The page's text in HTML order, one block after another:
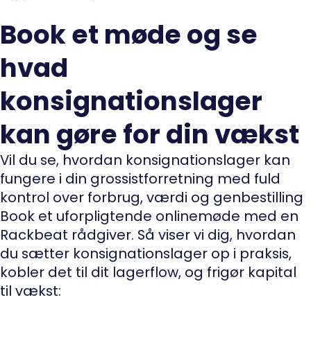
Book et møde og se
hvad
konsignationslager
kan gøre for din vækst
Vil du se, hvordan konsignationslager kan
fungere i din grossistforretning med fuld
kontrol over forbrug, værdi og genbestilling
Book et uforpligtende onlinemøde med en
Rackbeat rådgiver. Så viser vi dig, hvordan
du sætter konsignationslager op i praksis,
kobler det til dit lagerflow, og frigør kapital
til vækst: